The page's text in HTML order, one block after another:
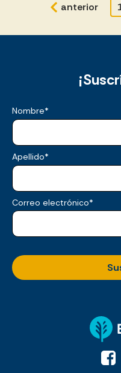
anterior
Nombre*
Apellido*
Correo electrónico*